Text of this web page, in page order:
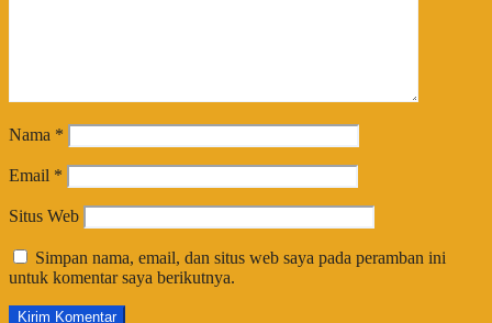
Nama *
Email *
Situs Web
Simpan nama, email, dan situs web saya pada peramban ini
untuk komentar saya berikutnya.